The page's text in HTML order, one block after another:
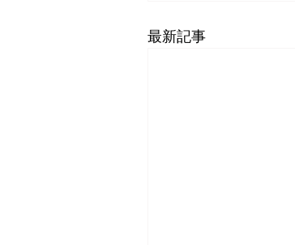
最新記事